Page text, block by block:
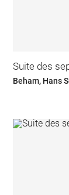
Suite des
Beham, Hans